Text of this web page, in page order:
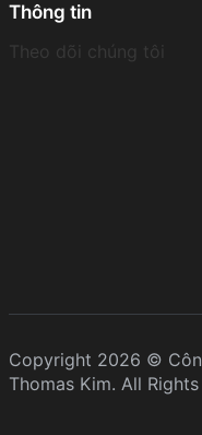
Thông tin
Theo dõi chúng tôi
Copyright 2026 ©
Thomas Kim. All